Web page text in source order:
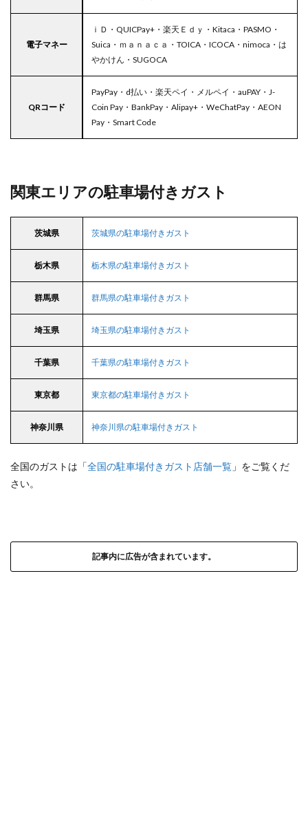
電子マネー
ｉＤ・QUICPay+・楽天Ｅｄｙ・Kitaca・PASMO・
Suica・ｍａｎａｃａ・TOICA・ICOCA・nimoca・は
やかけん・SUGOCA
QRコード
PayPay・d払い・楽天ペイ・メルペイ・auPAY・J-
Coin Pay・BankPay・Alipay+・WeChatPay・AEON
Pay・Smart Code
関東エリアの駐車場付きガスト
茨城県 茨城県の駐車場付きガスト
栃木県 栃木県の駐車場付きガスト
群馬県 群馬県の駐車場付きガスト
埼玉県 埼玉県の駐車場付きガスト
千葉県 千葉県の駐車場付きガスト
東京都 東京都の駐車場付きガスト
神奈川県 神奈川県の駐車場付きガスト
全国のガストは「全国の駐車場付きガスト店舗一覧 」をご覧くだ
さい。
記事内に広告が含まれています。